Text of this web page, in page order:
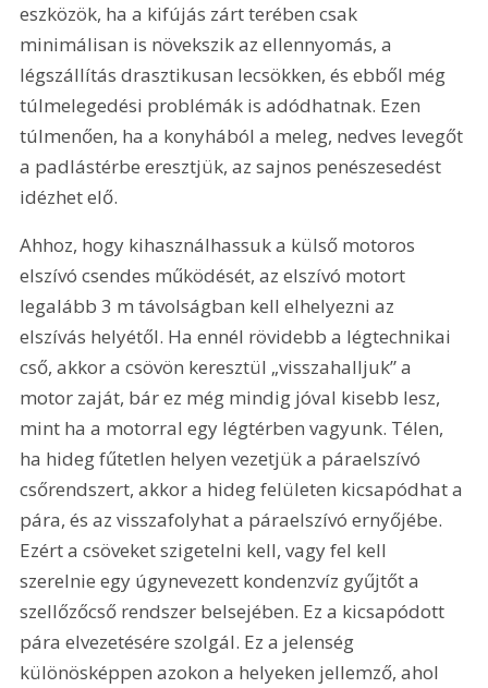
eszközök, ha a kifújás zárt terében csak
minimálisan is növekszik az ellennyomás, a
légszállítás drasztikusan lecsökken, és ebből még
túlmelegedési problémák is adódhatnak. Ezen
túlmenően, ha a konyhából a meleg, nedves levegőt
a padlástérbe eresztjük, az sajnos penészesedést
idézhet elő.
Ahhoz, hogy kihasználhassuk a külső motoros
elszívó csendes működését, az elszívó motort
legalább 3 m távolságban kell elhelyezni az
elszívás helyétől. Ha ennél rövidebb a légtechnikai
cső, akkor a csövön keresztül „visszahalljuk” a
motor zaját, bár ez még mindig jóval kisebb lesz,
mint ha a motorral egy légtérben vagyunk. Télen,
ha hideg fűtetlen helyen vezetjük a páraelszívó
csőrendszert, akkor a hideg felületen kicsapódhat a
pára, és az visszafolyhat a páraelszívó ernyőjébe.
Ezért a csöveket szigetelni kell, vagy fel kell
szerelnie egy úgynevezett kondenzvíz gyűjtőt a
szellőzőcső rendszer belsejében. Ez a kicsapódott
pára elvezetésére szolgál. Ez a jelenség
különösképpen azokon a helyeken jellemző, ahol